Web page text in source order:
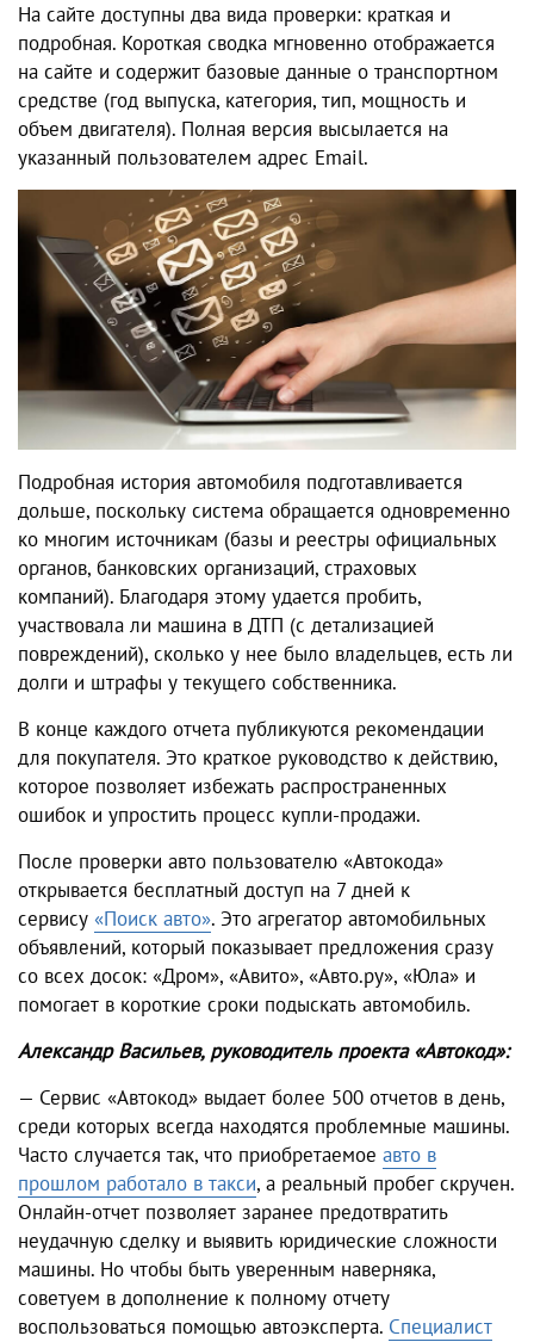
На сайте доступны два вида проверки: краткая и
подробная. Короткая сводка мгновенно отображается
на сайте и содержит базовые данные о транспортном
средстве (год выпуска, категория, тип, мощность и
объем двигателя). Полная версия высылается на
указанный пользователем адрес Email.
Подробная история автомобиля подготавливается
дольше, поскольку система обращается одновременно
ко многим источникам (базы и реестры официальных
органов, банковских организаций, страховых
компаний). Благодаря этому удается пробить,
участвовала ли машина в ДТП (с детализацией
повреждений), сколько у нее было владельцев, есть ли
долги и штрафы у текущего собственника.
В конце каждого отчета публикуются рекомендации
для покупателя. Это краткое руководство к действию,
которое позволяет избежать распространенных
ошибок и упростить процесс купли-продажи.
После проверки авто пользователю «Автокода»
открывается бесплатный доступ на 7 дней к
сервису «Поиск авто». Это агрегатор автомобильных
объявлений, который показывает предложения сразу
со всех досок: «Дром», «Авито», «Авто.ру», «Юла» и
помогает в короткие сроки подыскать автомобиль.
Александр Васильев, руководитель проекта «Автокод»:
— Сервис «Автокод» выдает более 500 отчетов в день,
среди которых всегда находятся проблемные машины.
Часто случается так, что приобретаемое авто в
прошлом работало в такси, а реальный пробег скручен.
Онлайн-отчет позволяет заранее предотвратить
неудачную сделку и выявить юридические сложности
машины. Но чтобы быть уверенным наверняка,
советуем в дополнение к полному отчету
воспользоваться помощью автоэксперта. Специалист